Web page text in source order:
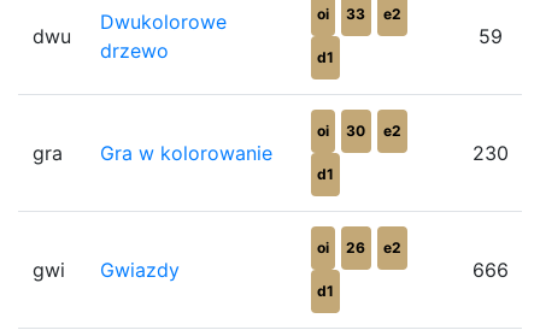
dwu
Dwukolorowe
drzewo
oi 33 e2
d1
59
gra Gra w kolorowanie
oi 30 e2
d1
230
gwi Gwiazdy
oi 26 e2
d1
666